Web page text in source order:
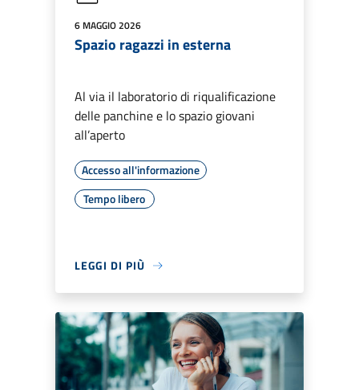
6 MAGGIO 2026
Spazio ragazzi in esterna
Al via il laboratorio di riqualificazione
delle panchine e lo spazio giovani
all’aperto
Accesso all'informazione
Tempo libero
LEGGI DI PIÙ